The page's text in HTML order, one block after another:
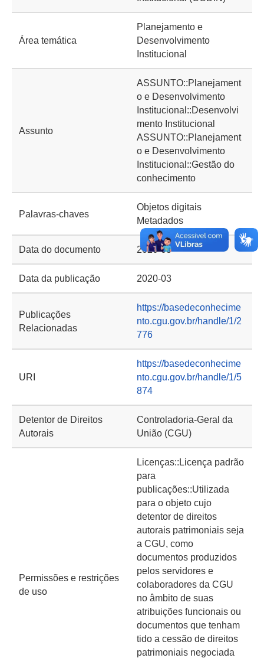
Área temática
Planejamento e
Desenvolvimento
Institucional
Assunto
ASSUNTO::Planejament
o e Desenvolvimento
Institucional::Desenvolvi
mento Institucional
ASSUNTO::Planejament
o e Desenvolvimento
Institucional::Gestão do
conhecimento
Palavras-chaves
Objetos digitais
Metadados
Data do documento 2020-03
Data da publicação 2020-03
Publicações
Relacionadas
https://basedeconhecime
nto.cgu.gov.br/handle/1/2
776
URI
https://basedeconhecime
nto.cgu.gov.br/handle/1/5
874
Detentor de Direitos
Autorais
Controladoria-Geral da
União (CGU)
Permissões e restrições
de uso
Licenças::Licença padrão
para
publicações::Utilizada
para o objeto cujo
detentor de direitos
autorais patrimoniais seja
a CGU, como
documentos produzidos
pelos servidores e
colaboradores da CGU
no âmbito de suas
atribuições funcionais ou
documentos que tenham
tido a cessão de direitos
patrimoniais negociada